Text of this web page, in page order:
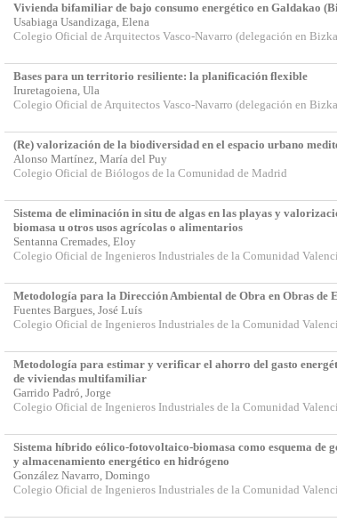
Vivienda bifamiliar de bajo consumo energético en Galdakao
Usabiaga Usandizaga, Elena
Colegio Oficial de Arquitectos Vasco-Navarro (delegación en
Bases para un territorio resiliente: la planificación flexible
Iruretagoiena, Ula
Colegio Oficial de Arquitectos Vasco-Navarro (delegación en
(Re) valorización de la biodiversidad en el espacio urbano
Alonso Martínez, María del Puy
Colegio Oficial de Biólogos de la Comunidad de Madrid
Sistema de eliminación in situ de algas en las playas y
biomasa u otros usos agrícolas o alimentarios
Sentanna Cremades, Eloy
Colegio Oficial de Ingenieros Industriales de la Comunidad
Metodología para la Dirección Ambiental de Obra en Obras de
Fuentes Bargues, José Luís
Colegio Oficial de Ingenieros Industriales de la Comunidad
Metodología para estimar y verificar el ahorro del gasto
de viviendas multifamiliar
Garrido Padró, Jorge
Colegio Oficial de Ingenieros Industriales de la Comunidad
Sistema híbrido eólico-fotovoltaico-biomasa como esquema de
y almacenamiento energético en hidrógeno
González Navarro, Domingo
Colegio Oficial de Ingenieros Industriales de la Comunidad